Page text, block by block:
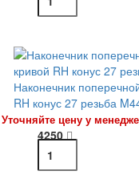
Наконечник
RH конус 27 резьба
Уточняйте цену у
4250